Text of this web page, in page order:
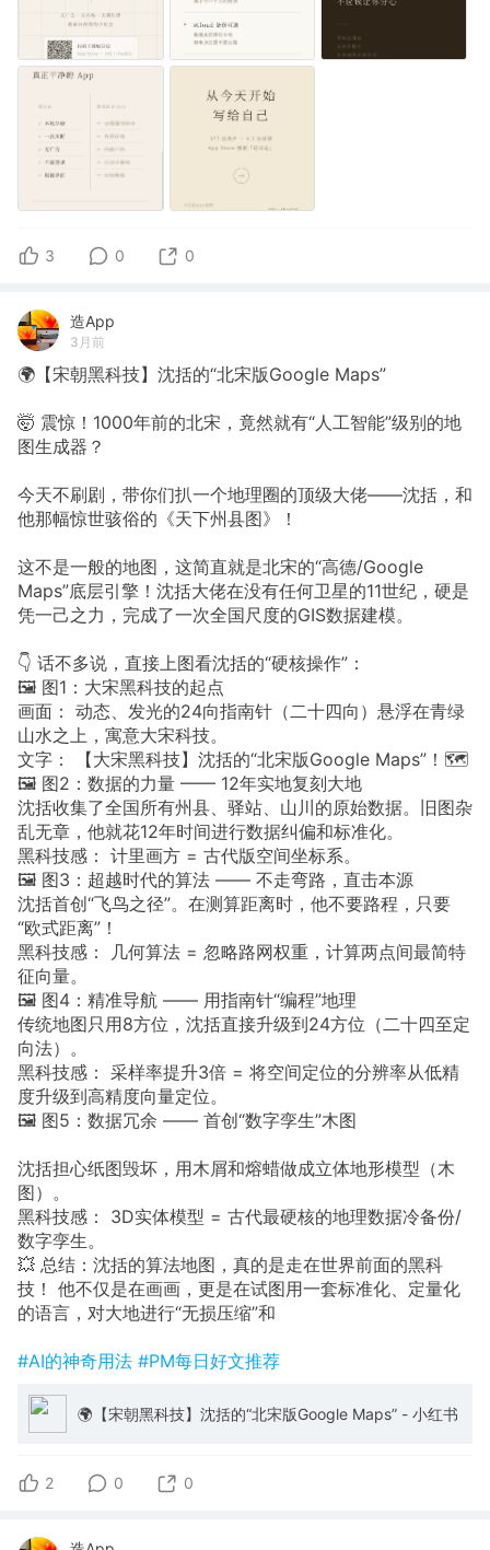
3 0 0
造App
3月前
🌍【宋朝黑科技】沈括的“北宋版Google Maps”
🤯 震惊！1000年前的北宋，竟然就有“人工智能”级别的地
图生成器？
今天不刷剧，带你们扒一个地理圈的顶级大佬——沈括，和
他那幅惊世骇俗的《天下州县图》！
这不是一般的地图，这简直就是北宋的“高德/Google
Maps”底层引擎！沈括大佬在没有任何卫星的11世纪，硬是
凭一己之力，完成了一次全国尺度的GIS数据建模。
👇 话不多说，直接上图看沈括的“硬核操作”：
🖼️ 图1：大宋黑科技的起点
画面： 动态、发光的24向指南针（二十四向）悬浮在青绿
山水之上，寓意大宋科技。
文字： 【大宋黑科技】沈括的“北宋版Google Maps”！🗺️
🖼️ 图2：数据的力量 —— 12年实地复刻大地
沈括收集了全国所有州县、驿站、山川的原始数据。旧图杂
乱无章，他就花12年时间进行数据纠偏和标准化。
黑科技感： 计里画方 = 古代版空间坐标系。
🖼️ 图3：超越时代的算法 —— 不走弯路，直击本源
沈括首创“飞鸟之径”。在测算距离时，他不要路程，只要
“欧式距离”！
黑科技感： 几何算法 = 忽略路网权重，计算两点间最简特
征向量。
🖼️ 图4：精准导航 —— 用指南针“编程”地理
传统地图只用8方位，沈括直接升级到24方位（二十四至定
向法）。
黑科技感： 采样率提升3倍 = 将空间定位的分辨率从低精
度升级到高精度向量定位。
🖼️ 图5：数据冗余 —— 首创“数字孪生”木图
沈括担心纸图毁坏，用木屑和熔蜡做成立体地形模型（木
图）。
黑科技感： 3D实体模型 = 古代最硬核的地理数据冷备份/
数字孪生。
💥 总结：沈括的算法地图，真的是走在世界前面的黑科
技！ 他不仅是在画画，更是在试图用一套标准化、定量化
的语言，对大地进行“无损压缩”和
#AI的神奇用法 #PM每日好文推荐
🌍【宋朝黑科技】沈括的“北宋版Google Maps” - 小红书
2 0 0